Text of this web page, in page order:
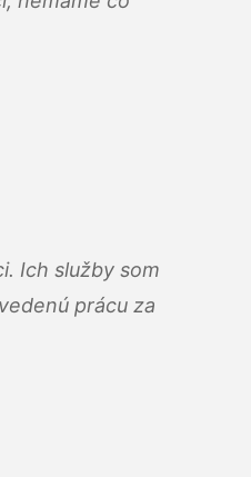
Ich služby som
prácu za